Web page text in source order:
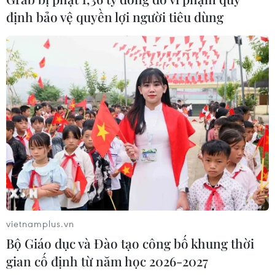
Panama cảnh báo ổ dịch hô hấp lạ
sau 6 ca tử vong liên tiếp
28/07/2026 01:50
Nắng nóng khốc liệt tại Mỹ và Hàn
Quốc đe dọa sức khỏe cộng đồng
27/07/2026 23:07
Số ca nhiễm virus Tây sông Nile gia
tăng khắp châu Âu
định bảo vệ quyền lợi người tiêu dùng
vietnamplus.vn
Bộ Giáo dục và Đào tạo công bố khung thời
gian cố định từ năm học 2026-2027